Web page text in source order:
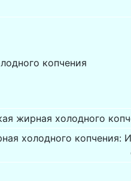
копчения
жирная холодного
холодного